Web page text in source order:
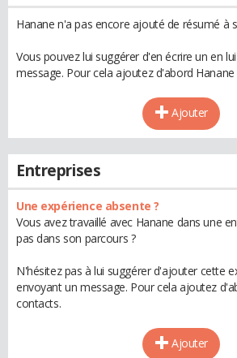
Hanane n'a pas encore ajouté de résumé à
Vous pouvez lui suggérer d'en écrire un en
message. Pour cela ajoutez d'abord
Ajouter
Entreprises
Une expérience absente ?
Vous avez travaillé avec Hanane dans une
pas dans son parcours ?
N'hésitez pas à lui suggérer d'ajouter cette
envoyant un message. Pour cela ajoutez
contacts.
Ajouter